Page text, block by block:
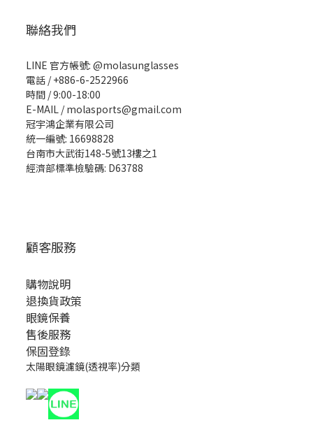
聯絡我們
LINE 官方帳號: @molasunglasses
電話 / +886-6-2522966
時間 / 9:00-18:00
E-MAIL / molasports@gmail.com
冠宇鴻企業有限公司
統一編號: 16698828
台南市大武街148-5號13樓之1
經濟部標準檢驗碼: D63788
顧客服務
購物說明
退換貨政策
眼鏡保養
售後服務
保固登錄
太陽眼鏡濾鏡(透視率)分類